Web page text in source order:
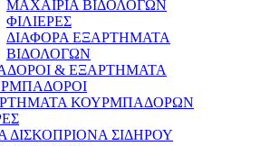
ΜΑΧΑΙΡΙΑ ΒΙΔΟΛΟΓΩΝ
ΦΙΛΙΕΡΕΣ
ΔΙΑΦΟΡΑ ΕΞΑΡΤΗΜΑΤΑ
ΒΙΔΟΛΟΓΩΝ
& ΕΞΑΡΤΗΜΑΤΑ
ΚΟΥΡΜΠΑΔΟΡΩΝ
ΔΙΣΚΟΠΡΙΟΝΑ ΣΙΔΗΡΟΥ